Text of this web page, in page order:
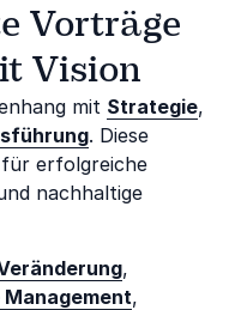
Vorträge
Vision
mit Strategie,
. Diese
erfolgreiche
nachhaltige
,
Management,